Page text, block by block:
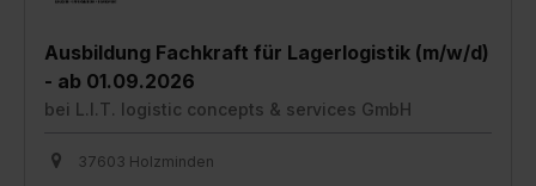
Ausbildung Fachkraft für Lagerlogistik (m/w/d)
- ab 01.09.2026
bei L.I.T. logistic concepts & services GmbH
37603 Holzminden